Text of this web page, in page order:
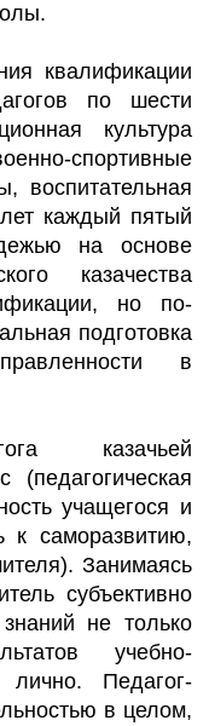
квалификации
по шести
культура
спортивные
воспитательная
каждый пятый
на основе
казачества
но по-
подготовка
в
казачьей
учащегося и
к саморазвитию,
Занимаясь
субъективно
не только
учебно-
Педагог-
в целом,